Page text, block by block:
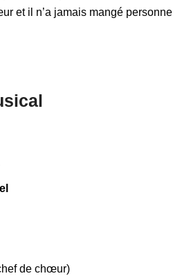
et il n’a jamais mangé personne
de chœur)